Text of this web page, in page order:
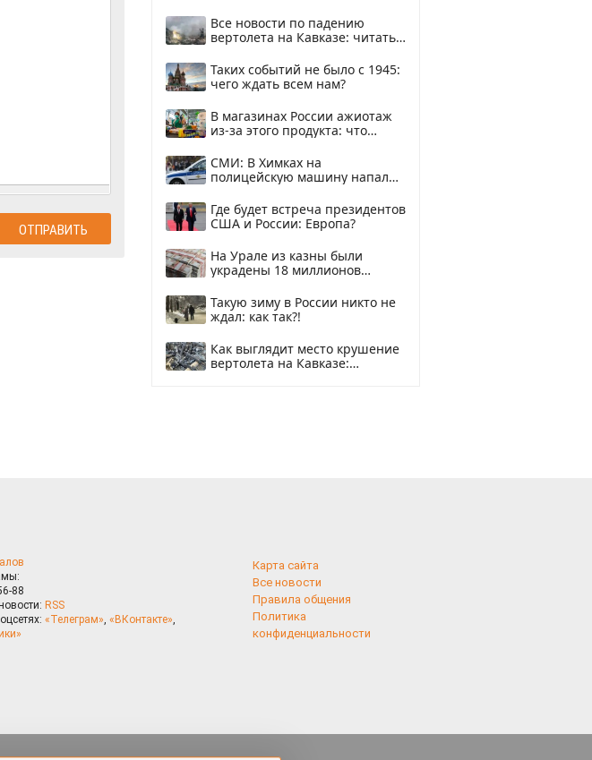
Все новости по падению
вертолета на Кавказе: читать
Таких событий не было с 1945:
чего ждать всем нам?
В магазинах России ажиотаж
из-за этого продукта: что
СМИ: В Химках на
полицейскую машину напали
Где будет встреча президентов
США и России: Европа?
На Урале из казны были
украдены 18 миллионов
Такую зиму в России никто не
ждал: как так?!
Как выглядит место крушение
вертолета на Кавказе:
88
RSS
«Телеграм», «ВКонтакте»,
Карта сайта
Все новости
Правила общения
Политика
конфиденциальности
cookies, которые применяются
Вашего браузера.